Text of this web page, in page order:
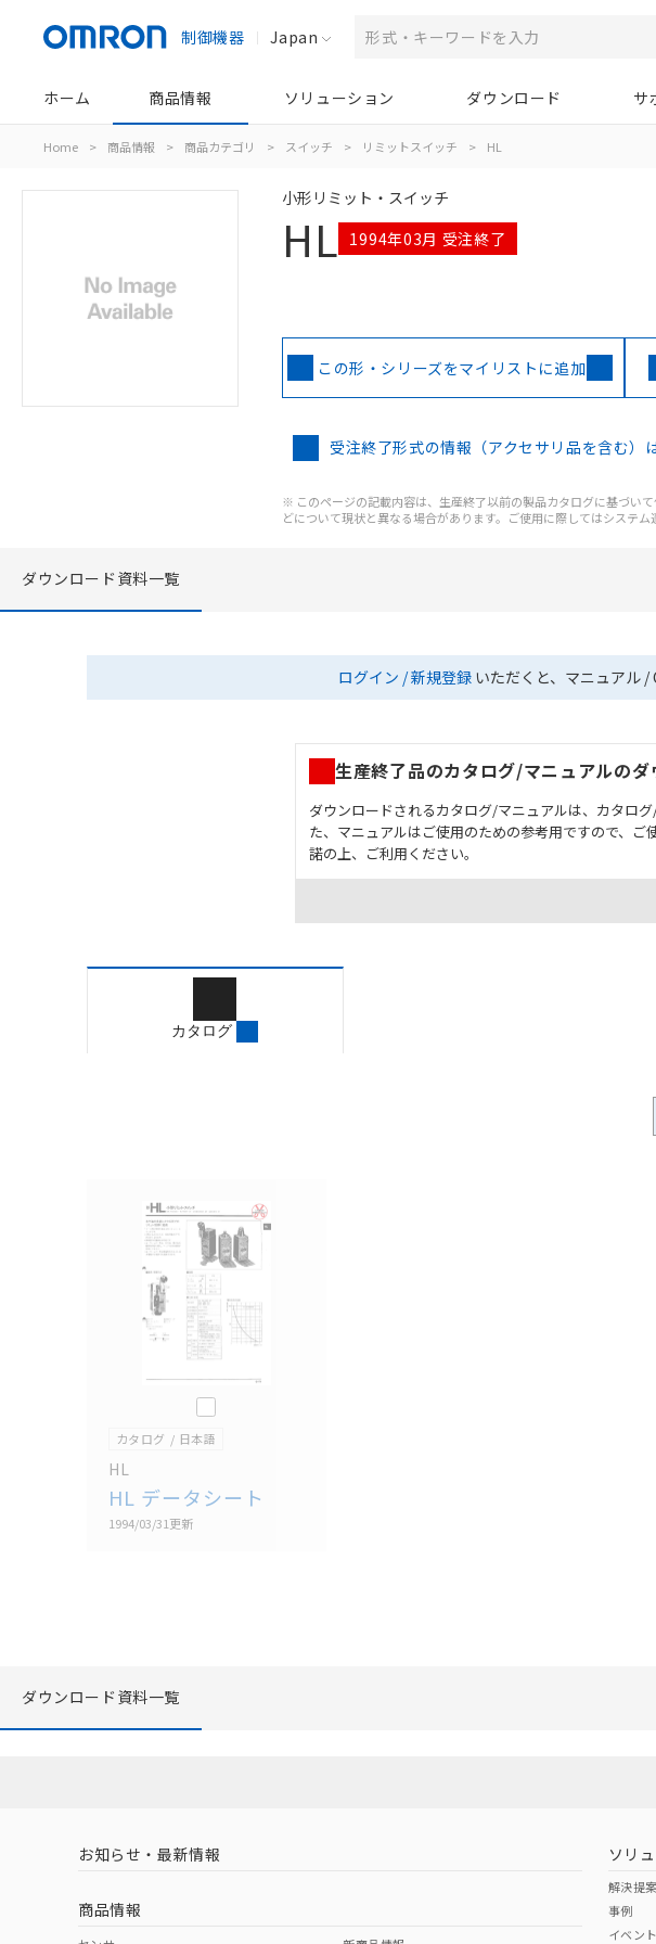
制御機器 Japan
ホーム 商品情報 ソリューション ダウンロード サ
Home > 商品情報 > 商品カテゴリ > スイッチ > リミットスイッチ > HL
小形リミット・スイッチ
HL 1994年03月 受注終了
この形・シリーズをマイリストに追加
受注終了形式の情報（アクセサリ品を含む）
※ このページの記載内容は、生産終了以前の製品カタログに基づい
どについて現状と異なる場合があります。ご使用に際してはシステム
ダウンロード資料一覧
ログイン / 新規登録 いただくと、マニュアル /
生産終了品のカタログ/マニュアルの
ダウンロードされるカタログ/マニュアルは、カタロ
た、マニュアルはご使用のための参考用ですので、
諾の上、ご利用ください。
お客様が本製品を人命や財産に重大な危険を及ぼ
長設計により必要な安全性を確保できるよう設計
カタログ/マニュアルに記載されているアプリケー
カタログ
このカタログを選択
カタログ 日本語
HL
HL データシート
1994/03/31更新
ダウンロード資料一覧
お知らせ・最新情報
商品情報
ソリ
解決提案
事例
イベント